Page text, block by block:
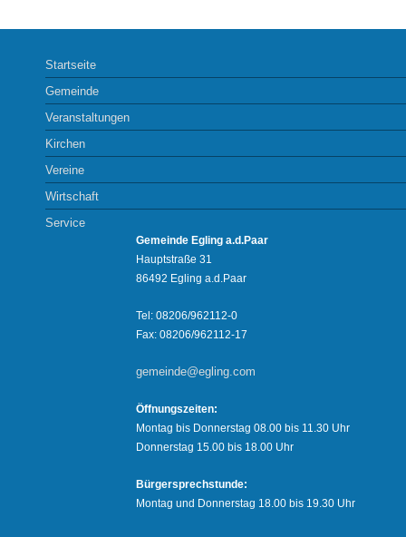
Startseite
Gemeinde
Veranstaltungen
Kirchen
Vereine
Wirtschaft
Service
Gemeinde Egling a.d.Paar
Hauptstraße 31
86492 Egling a.d.Paar
Tel: 08206/962112-0
Fax: 08206/962112-17
gemeinde@egling.com
Öffnungszeiten:
Montag bis Donnerstag 08.00 bis 11.30 Uhr
Donnerstag 15.00 bis 18.00 Uhr
Bürgersprechstunde:
Montag und Donnerstag 18.00 bis 19.30 Uhr